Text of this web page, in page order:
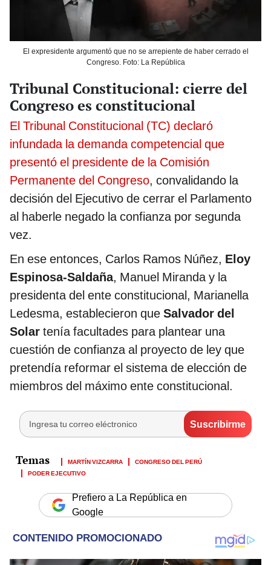
El expresidente argumentó que no se arrepiente de haber cerrado el
Congreso. Foto: La República
Tribunal Constitucional: cierre del
Congreso es constitucional
El Tribunal Constitucional (TC) declaró
infundada la demanda competencial que
presentó el presidente de la Comisión
Permanente del Congreso, convalidando la
decisión del Ejecutivo de cerrar el Parlamento
al haberle negado la confianza por segunda
vez.
En ese entonces, Carlos Ramos Núñez, Eloy
Espinosa-Saldaña, Manuel Miranda y la
presidenta del ente constitucional, Marianella
Ledesma, establecieron que Salvador del
Solar tenía facultades para plantear una
cuestión de confianza al proyecto de ley que
pretendía reformar el sistema de elección de
miembros del máximo ente constitucional.
MARTÍN VIZCARRA
CONGRESO DEL PERÚ
PODER EJECUTIVO
Prefiero a La República en
Google